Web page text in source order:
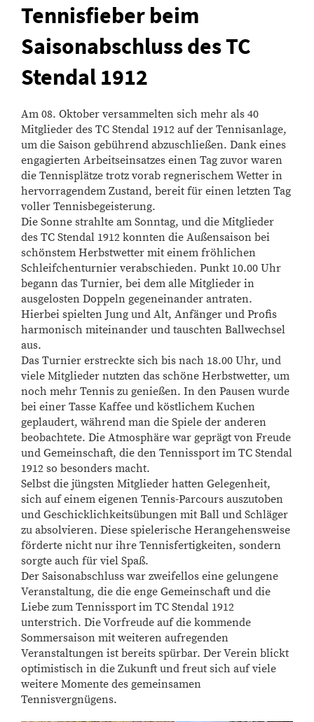
Tennisfieber beim
Saisonabschluss des TC
Stendal 1912
Am 08. Oktober versammelten sich mehr als 40
Mitglieder des TC Stendal 1912 auf der Tennisanlage,
um die Saison gebührend abzuschließen. Dank eines
engagierten Arbeitseinsatzes einen Tag zuvor waren
die Tennisplätze trotz vorab regnerischem Wetter in
hervorragendem Zustand, bereit für einen letzten Tag
voller Tennisbegeisterung.
Die Sonne strahlte am Sonntag, und die Mitglieder
des TC Stendal 1912 konnten die Außensaison bei
schönstem Herbstwetter mit einem fröhlichen
Schleifchenturnier verabschieden. Punkt 10.00 Uhr
begann das Turnier, bei dem alle Mitglieder in
ausgelosten Doppeln gegeneinander antraten.
Hierbei spielten Jung und Alt, Anfänger und Profis
harmonisch miteinander und tauschten Ballwechsel
aus.
Das Turnier erstreckte sich bis nach 18.00 Uhr, und
viele Mitglieder nutzten das schöne Herbstwetter, um
noch mehr Tennis zu genießen. In den Pausen wurde
bei einer Tasse Kaffee und köstlichem Kuchen
geplaudert, während man die Spiele der anderen
beobachtete. Die Atmosphäre war geprägt von Freude
und Gemeinschaft, die den Tennissport im TC Stendal
1912 so besonders macht.
Selbst die jüngsten Mitglieder hatten Gelegenheit,
sich auf einem eigenen Tennis-Parcours auszutoben
und Geschicklichkeitsübungen mit Ball und Schläger
zu absolvieren. Diese spielerische Herangehensweise
förderte nicht nur ihre Tennisfertigkeiten, sondern
sorgte auch für viel Spaß.
Der Saisonabschluss war zweifellos eine gelungene
Veranstaltung, die die enge Gemeinschaft und die
Liebe zum Tennissport im TC Stendal 1912
unterstrich. Die Vorfreude auf die kommende
Sommersaison mit weiteren aufregenden
Veranstaltungen ist bereits spürbar. Der Verein blickt
optimistisch in die Zukunft und freut sich auf viele
weitere Momente des gemeinsamen
Tennisvergnügens.